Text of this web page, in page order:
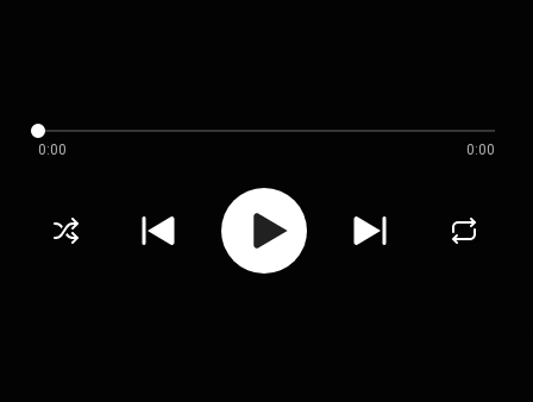
0:00 0:00